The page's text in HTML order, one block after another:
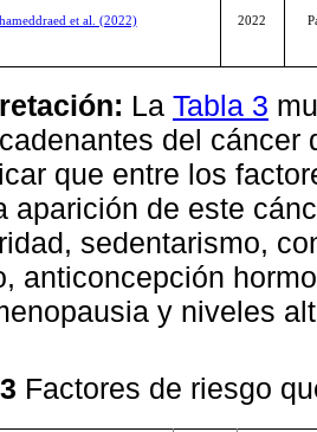
et al. (2022) 2022
La Tabla 3
del cáncer
que entre los
aparición de este
sedentarismo,
anticoncepción
y niveles
Factores de riesgo